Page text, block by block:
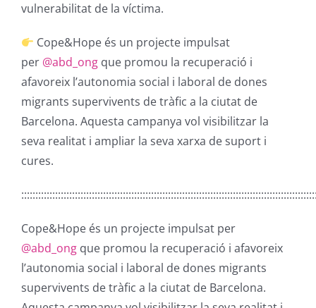
vulnerabilitat de la víctima.
Cope&Hope és un projecte impulsat
per @abd_ongque promou la recuperació i
afavoreix l’autonomia social i laboral de dones
migrants supervivents de tràfic a la ciutat de
Barcelona. Aquesta campanya vol visibilitzar la
seva realitat i ampliar la seva xarxa de suport i
cures.
Cope&Hope és un projecte impulsat per
@abd_ongque promou la recuperació i afavoreix
l’autonomia social i laboral de dones migrants
supervivents de tràfic a la ciutat de Barcelona.